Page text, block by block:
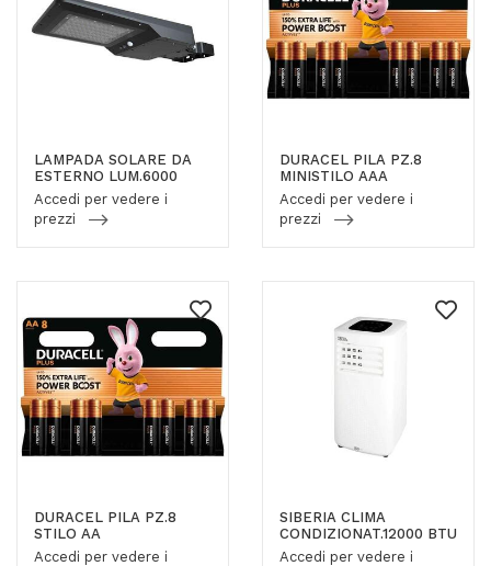
LAMPADA SOLARE DA
ESTERNO LUM.6000
Accedi per vedere i
prezzi
DURACEL PILA PZ.8
MINISTILO AAA
Accedi per vedere i
prezzi
DURACEL PILA PZ.8
STILO AA
Accedi per vedere i
SIBERIA CLIMA
CONDIZIONAT.12000 BTU
Accedi per vedere i